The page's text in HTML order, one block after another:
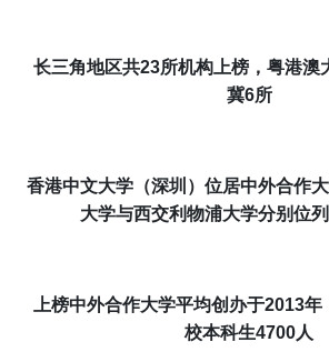
长三角地区共23所机构上榜，粤港澳
冀6所
香港中文大学（深圳）位居中外合作
大学与西交利物浦大学分别位
上榜中外合作大学平均创办于2013年
校本科生4700人